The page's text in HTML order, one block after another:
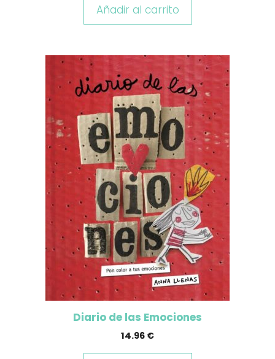
Añadir al carrito
Diario de las Emociones
14.96 €